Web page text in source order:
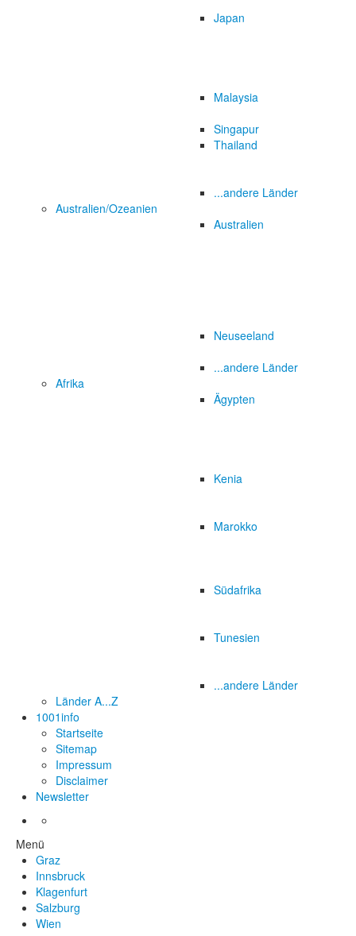
Japan
Malaysia
Singapur
Thailand
...andere Länder
Australien/Ozeanien
Australien
Neuseeland
...andere Länder
Afrika
Ägypten
Kenia
Marokko
Südafrika
Tunesien
...andere Länder
Länder A...Z
1001info
Startseite
Sitemap
Impressum
Disclaimer
Newsletter
Menü
Graz
Innsbruck
Klagenfurt
Salzburg
Wien